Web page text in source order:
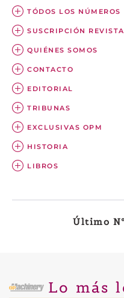
TÓDOS LOS NÚMEROS
SUSCRIPCIÓN REVISTA
QUIÉNES SOMOS
CONTACTO
EDITORIAL
TRIBUNAS
EXCLUSIVAS OPM
HISTORIA
LIBROS
Último
Lo más